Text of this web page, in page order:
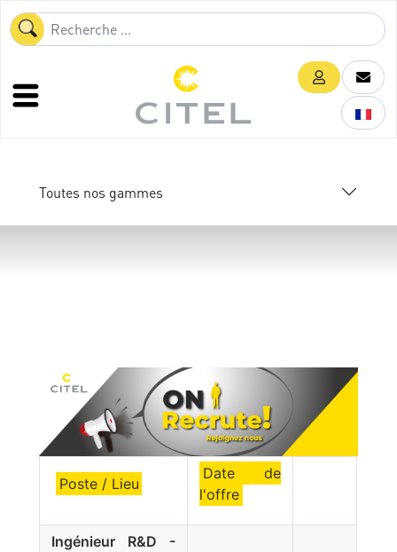
Toutes nos gammes
Poste / Lieu
Date de
l'offre
Ingénieur R&D -